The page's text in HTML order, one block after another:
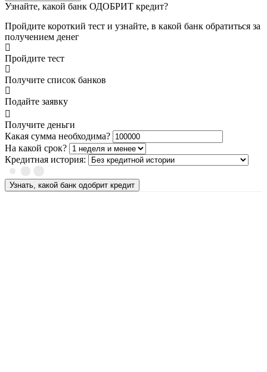
Узнайте, какой банк ОДОБРИТ кредит?
Пройдите короткий тест и узнайте, в какой банк обратиться за
получением денег
Пройдите тест
Получите список банков
Подайте заявку
Получите деньги
Какая сумма необходима?
На какой срок?
Кредитная история:
Узнать, какой банк одобрит кредит